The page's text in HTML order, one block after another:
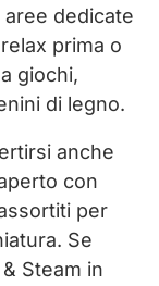
dedicate
prima o
giochi,
di legno.
anche
con
per
Se
Steam in